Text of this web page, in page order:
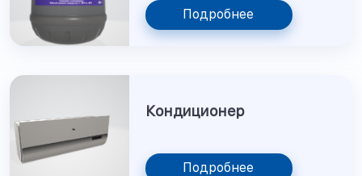
Подробнее
Кондиционер
Подробнее